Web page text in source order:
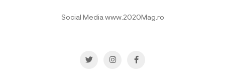
Social Media www.2020Mag.ro